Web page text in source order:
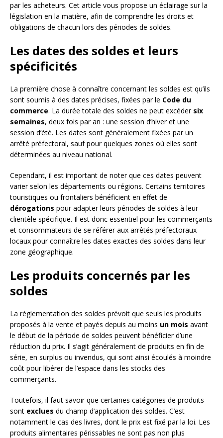
par les acheteurs. Cet article vous propose un éclairage sur la
législation en la matière, afin de comprendre les droits et
obligations de chacun lors des périodes de soldes.
Les dates des soldes et leurs
spécificités
La première chose à connaître concernant les soldes est qu’ils
sont soumis à des dates précises, fixées par le Code du
commerce. La durée totale des soldes ne peut excéder six
semaines, deux fois par an : une session d’hiver et une
session d’été. Les dates sont généralement fixées par un
arrêté préfectoral, sauf pour quelques zones où elles sont
déterminées au niveau national.
Cependant, il est important de noter que ces dates peuvent
varier selon les départements ou régions. Certains territoires
touristiques ou frontaliers bénéficient en effet de
dérogations pour adapter leurs périodes de soldes à leur
clientèle spécifique. Il est donc essentiel pour les commerçants
et consommateurs de se référer aux arrêtés préfectoraux
locaux pour connaître les dates exactes des soldes dans leur
zone géographique.
Les produits concernés par les
soldes
La réglementation des soldes prévoit que seuls les produits
proposés à la vente et payés depuis au moins un mois avant
le début de la période de soldes peuvent bénéficier d’une
réduction du prix. Il s’agit généralement de produits en fin de
série, en surplus ou invendus, qui sont ainsi écoulés à moindre
coût pour libérer de l’espace dans les stocks des
commerçants.
Toutefois, il faut savoir que certaines catégories de produits
sont exclues du champ d’application des soldes. C’est
notamment le cas des livres, dont le prix est fixé par la loi. Les
produits alimentaires périssables ne sont pas non plus